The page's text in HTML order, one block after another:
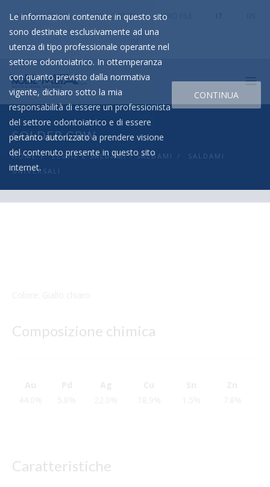
INFORMAZIONI AREA CLIENTI INVIO FILE
SOLDER CRW
HOME / LEGHE E SALDAMI - SALDAMI /
SALDAMI
UNIVERSALI
Composizione chimica
Caratteristiche
Le informazioni contenute in questo sito
sono destinate esclusivamente ad una
utenza di tipo professionale operante nel
settore odontoiatrico. In ottemperanza
con quanto previsto dalla normativa
vigente, dichiaro sotto la mia
responsabilità di essere un professionista
del settore odontoiatrico e di essere
pertanto autorizzato a prendere visione
del contenuto presente in questo sito
internet.
CONTINUA